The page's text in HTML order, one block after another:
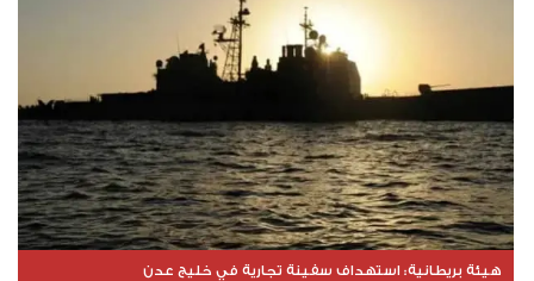
هيئة بريطانية: استهداف سفينة تجارية في خليج عدن